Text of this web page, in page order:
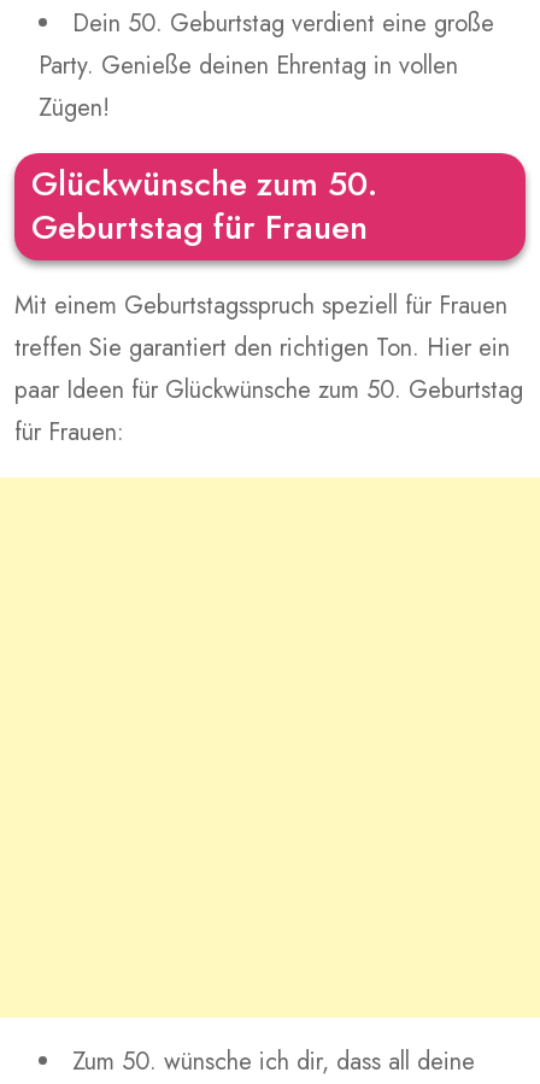
Dein 50. Geburtstag verdient eine große
Party. Genieße deinen Ehrentag in vollen
Zügen!
Glückwünsche zum 50.
Geburtstag für Frauen
Mit einem Geburtstagsspruch speziell für Frauen
treffen Sie garantiert den richtigen Ton. Hier ein
paar Ideen für Glückwünsche zum 50. Geburtstag
für Frauen:
Zum 50. wünsche ich dir, dass all deine